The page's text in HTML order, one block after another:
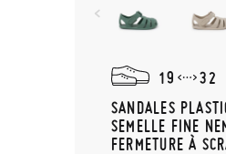
19
32
SANDALES
SEMELLE FINE
FERMETURE À